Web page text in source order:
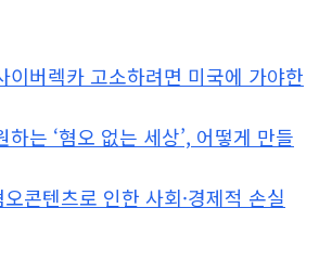
버렉카 고소하려면 미국에 가야한
는 ‘혐오 없는 세상’, 어떻게 만들
콘텐츠로 인한 사회·경제적 손실